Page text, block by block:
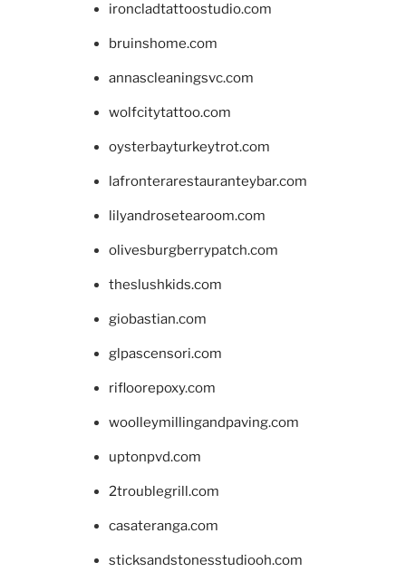
ironcladtattoostudio.com
bruinshome.com
annascleaningsvc.com
wolfcitytattoo.com
oysterbayturkeytrot.com
lafronterarestauranteybar.com
lilyandrosetearoom.com
olivesburgberrypatch.com
theslushkids.com
giobastian.com
glpascensori.com
rifloorepoxy.com
woolleymillingandpaving.com
uptonpvd.com
2troublegrill.com
casateranga.com
sticksandstonesstudiooh.com